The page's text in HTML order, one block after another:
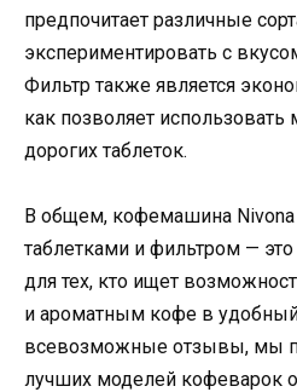
предпочитает различные
экспериментировать с
Фильтр также является
как позволяет
дорогих таблеток.
В общем, кофемашина Nivona
таблетками и фильтром —
для тех, кто ищет
и ароматным кофе в
всевозможные отзывы, мы
лучших моделей кофеварок